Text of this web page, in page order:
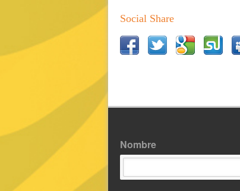
Social Share
Nombre